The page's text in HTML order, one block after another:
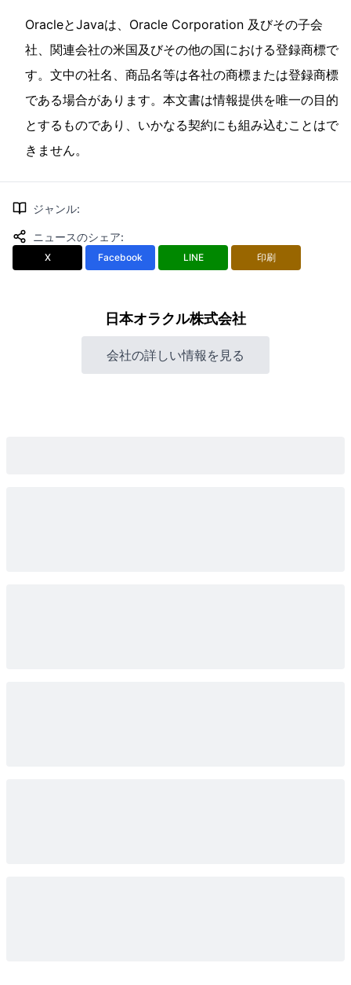
OracleとJavaは、Oracle Corporation 及びその子会
社、関連会社の米国及びその他の国における登録商標で
す。文中の社名、商品名等は各社の商標または登録商標
である場合があります。本文書は情報提供を唯一の目的
とするものであり、いかなる契約にも組み込むことはで
きません。
ジャンル:
ニュースのシェア:
X Facebook LINE 印刷
日本オラクル株式会社
会社の詳しい情報を見る